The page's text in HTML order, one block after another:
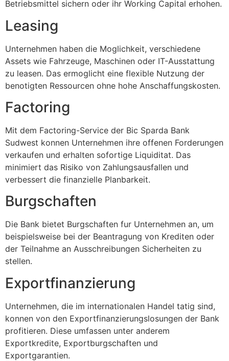
Betriebsmittel sichern oder ihr Working Capital erhohen.
Leasing
Unternehmen haben die Moglichkeit, verschiedene
Assets wie Fahrzeuge, Maschinen oder IT-Ausstattung
zu leasen. Das ermoglicht eine flexible Nutzung der
benotigten Ressourcen ohne hohe Anschaffungskosten.
Factoring
Mit dem Factoring-Service der Bic Sparda Bank
Sudwest konnen Unternehmen ihre offenen Forderungen
verkaufen und erhalten sofortige Liquiditat. Das
minimiert das Risiko von Zahlungsausfallen und
verbessert die finanzielle Planbarkeit.
Burgschaften
Die Bank bietet Burgschaften fur Unternehmen an, um
beispielsweise bei der Beantragung von Krediten oder
der Teilnahme an Ausschreibungen Sicherheiten zu
stellen.
Exportfinanzierung
Unternehmen, die im internationalen Handel tatig sind,
konnen von den Exportfinanzierungslosungen der Bank
profitieren. Diese umfassen unter anderem
Exportkredite, Exportburgschaften und
Exportgarantien.